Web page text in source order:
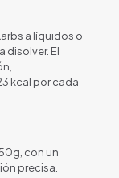
a líquidos o
disolver. El
kcal por cada
con un
precisa.